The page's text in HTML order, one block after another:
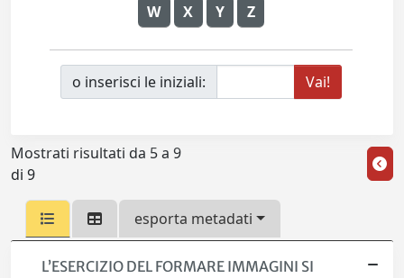
W X Y Z
o inserisci le iniziali:
Mostrati risultati da 5 a 9
di 9
esporta metadati
L’ESERCIZIO DEL FORMARE IMMAGINI SI